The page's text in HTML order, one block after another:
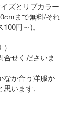
ズとリブカラー
まで無料/それ
円～)。
合せくださいま
なか合う洋服が
います。
ます。